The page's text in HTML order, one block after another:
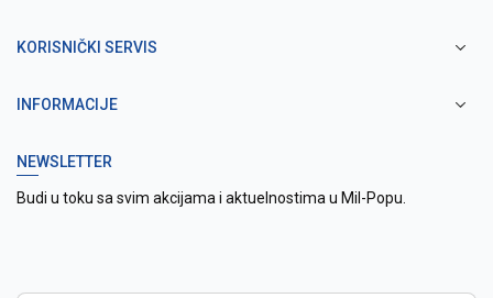
KORISNIČKI SERVIS
INFORMACIJE
NEWSLETTER
Budi u toku sa svim akcijama i aktuelnostima u Mil-Popu.